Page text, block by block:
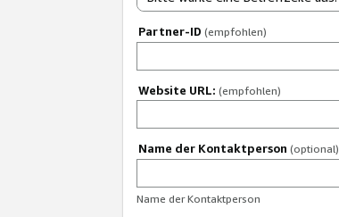
Partner-ID (empfohlen)
Website URL: (empfohlen)
Name der Kontaktperson (optional)
Name der Kontaktperson